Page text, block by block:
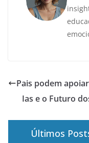
Pais podem
Ias e o Futuro
Últimos